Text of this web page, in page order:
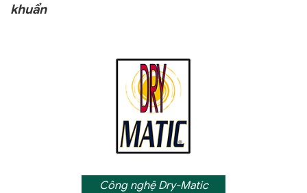
khuẩn
Công nghệ Dry-Matic